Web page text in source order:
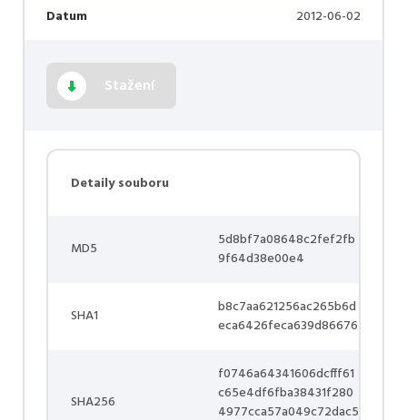
Datum 2012-06-02
Stažení
Detaily souboru
MD5
5d8bf7a08648c2fef2fb
9f64d38e00e4
SHA1
b8c7aa621256ac265b6d
eca6426feca639d86676
SHA256
f0746a64341606dcfff61
c65e4df6fba38431f280
4977cca57a049c72dac5